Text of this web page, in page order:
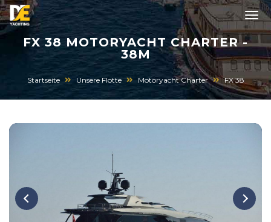
FX 38 MOTORYACHT CHARTER -
38M
Startseite Unsere Flotte Motoryacht Charter FX 38